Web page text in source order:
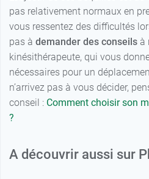
pas relativement normaux en
vous ressentez des difficultés
pas à demander des conseils à
kinésithérapeute, qui vous
nécessaires pour un
n’arrivez pas à vous décider,
conseil : Comment choisir son
?
A découvrir aussi sur